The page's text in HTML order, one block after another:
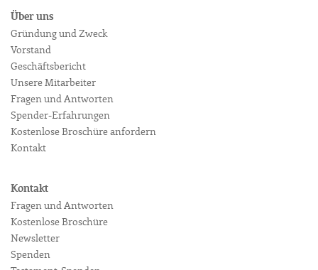
Über uns
Gründung und Zweck
Vorstand
Geschäftsbericht
Unsere Mitarbeiter
Fragen und Antworten
Spender-Erfahrungen
Kostenlose Broschüre anfordern
Kontakt
Kontakt
Fragen und Antworten
Kostenlose Broschüre
Newsletter
Spenden